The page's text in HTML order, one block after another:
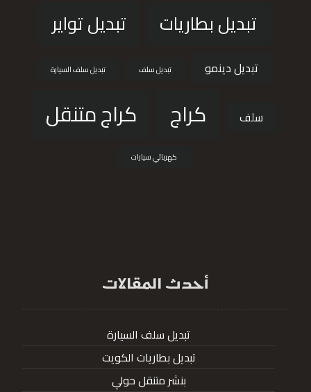
تبديل بطاريات تبديل تواير
تبديل دينمو تبديل سلف تبديل سلف السيارة
سلف كراج كراج متنقل
كهربائي سيارات
أحدث المقالات
تبديل سلف السيارة
تبديل بطاريات الكويت
بنشر متنقل حولي